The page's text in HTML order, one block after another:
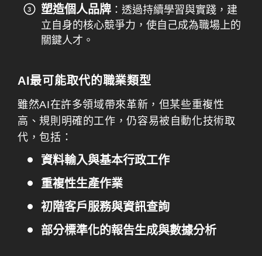
塑造個人品牌 ：透過持續學習與實踐，建
立自身的核心競爭力，使自己成為職場上的
關鍵人才。
AI最可能取代的職業類型
雖然AI在許多領域帶來革新，但某些重複性
高、規則明確的工作，仍容易被自動化技術取
代，包括：
資料輸入與基本行政工作
重複性生產作業
初階客戶服務與資訊查詢
部分標準化的報告生成與數據分析